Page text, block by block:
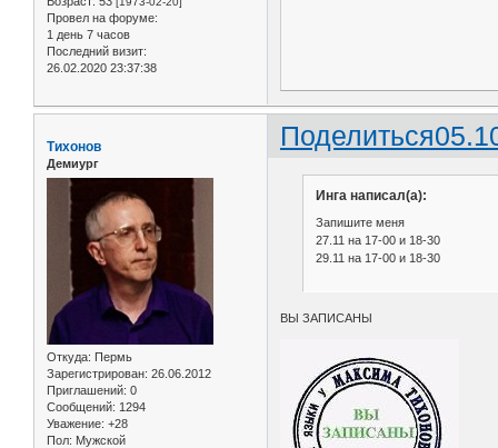
Провел на форуме:
1 день 7 часов
Последний визит:
26.02.2020 23:37:38
Поделиться
Тихонов
Демиург
Откуда: Пермь
Зарегистрирован: 26.06.2012
Приглашений: 0
Сообщений: 1294
Уважение: +28
Пол: Мужской
Инга написал(а):
Запишите меня
27.11 на 17-00 и 18-30
29.11 на 17-00 и 18-30
ВЫ ЗАПИСАНЫ